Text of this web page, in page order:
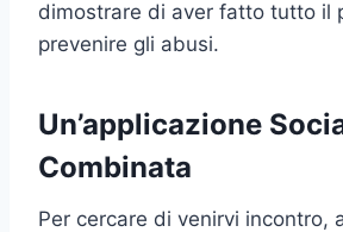
dimostrare di aver fatto tutto il
prevenire gli abusi.
Un’applicazione
Combinata
Per cercare di venirvi incontro,